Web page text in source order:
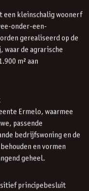
een kleinschalig woonerf
onder-een-
gerealiseerd op de
waar de agrarische
m² aan
Ermelo, waarmee
passende
bedrijfswoning en de
en vormen
geheel.
principebesluit